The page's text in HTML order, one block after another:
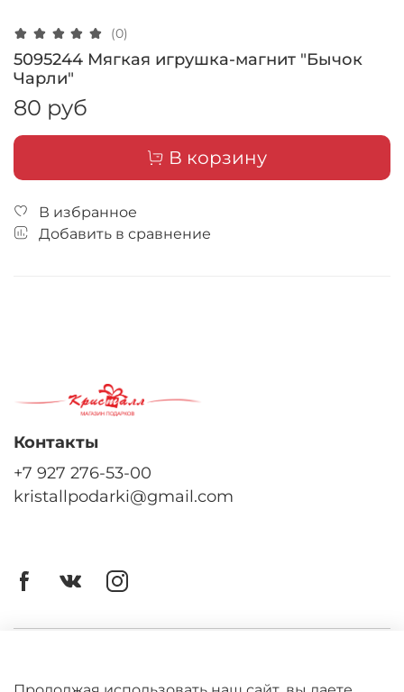
(0)
5095244 Мягкая игрушка-магнит "Бычок
Чарли"
80 руб
В корзину
В избранное
Добавить в сравнение
Оферта
Контакты
+7 927 276-53-00
kristallpodarki@gmail.com